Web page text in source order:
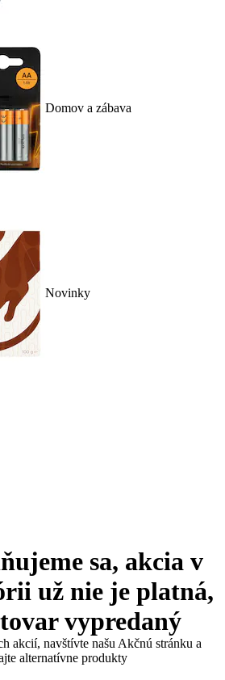
Domov a zábava
Novinky
sa, akcia v
už nie je platná,
vypredaný
akcií, navštívte našu Akčnú stránku a
alternatívne produkty